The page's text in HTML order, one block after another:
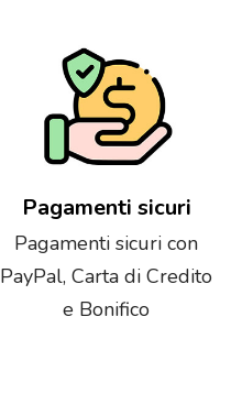
Pagamenti sicuri
Pagamenti sicuri con
PayPal, Carta di Credito
e Bonifico